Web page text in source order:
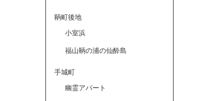
鞆町後地
小室浜
福山鞆の浦の仙酔島
手城町
幽霊アパート